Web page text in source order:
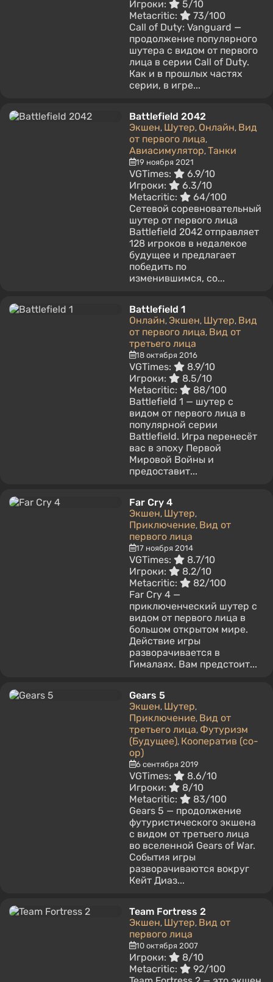
Игроки:
5/10
Metacritic:
73/100
Call of Duty: Vanguard —
продолжение популярного
шутера с видом от первого
лица в серии Call of Duty.
Как и в прошлых частях
серии, в игре...
Battlefield 2042
Экшен, Шутер, Онлайн, Вид
от первого лица,
Авиасимулятор, Танки
19 ноября 2021
VGTimes:
6.9/10
Игроки:
6.3/10
Metacritic:
64/100
Сетевой соревновательный
шутер от первого лица
Battlefield 2042 отправляет
128 игроков в недалекое
будущее и предлагает
победить по
изменившимся, со...
Battlefield 1
Онлайн, Экшен, Шутер, Вид
от первого лица, Вид от
третьего лица
18 октября 2016
VGTimes:
8.9/10
Игроки:
8.5/10
Metacritic:
88/100
Battlefield 1 — шутер с
видом от первого лица в
популярной серии
Battlefield. Игра перенесёт
вас в эпоху Первой
Мировой Войны и
предоставит...
Far Cry 4
Экшен, Шутер,
Приключение, Вид от
первого лица
17 ноября 2014
VGTimes:
8.7/10
Игроки:
8.2/10
Metacritic:
82/100
Far Cry 4 —
приключенческий шутер с
видом от первого лица в
большом открытом мире.
Действие игры
разворачивается в
Гималаях. Вам предстоит...
Gears 5
Экшен, Шутер,
Приключение, Вид от
третьего лица, Футуризм
(Будущее), Кооператив (co-
op)
6 сентября 2019
VGTimes:
8.6/10
Игроки:
8/10
Metacritic:
83/100
Gears 5 — продолжение
футуристического экшена
с видом от третьего лица
во вселенной Gears of War.
События игры
разворачиваются вокруг
Кейт Диаз...
Team Fortress 2
Экшен, Шутер, Вид от
первого лица
10 октября 2007
Игроки:
8/10
Metacritic:
92/100